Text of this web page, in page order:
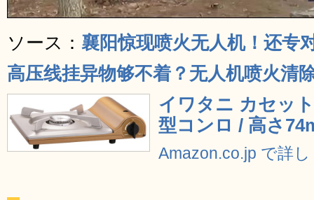
ソース： 襄阳惊现喷火无人机！还专
高压线挂异物够不着？无人机喷火清
イワタニ カセッ
型コンロ / 高さ
Amazon.co.jp で詳